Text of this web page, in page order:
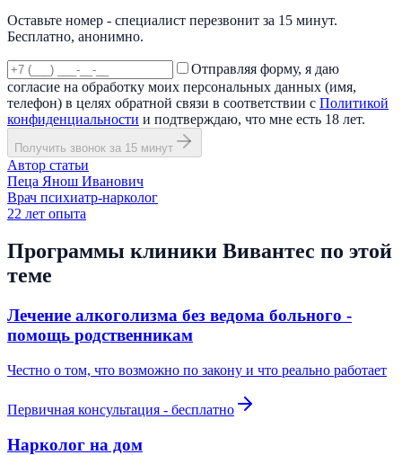
Оставьте номер - специалист перезвонит за 15 минут.
Бесплатно, анонимно.
Отправляя форму, я даю
согласие на обработку моих персональных данных (имя,
телефон) в целях обратной связи в соответствии с Политикой
конфиденциальности и подтверждаю, что мне есть 18 лет.
Получить звонок за 15 минут
Автор статьи
Пеца Янош Иванович
Врач психиатр-нарколог
22 лет опыта
Программы клиники Вивантес по этой
теме
Лечение алкоголизма без ведома больного -
помощь родственникам
Честно о том, что возможно по закону и что реально работает
Первичная консультация - бесплатно
Нарколог на дом